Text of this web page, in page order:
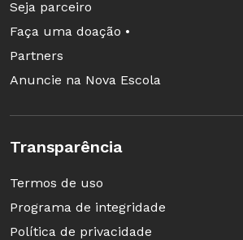
Letras, 2004.
Seja parceiro
Faça uma doação •
Partners
Anuncie na Nova Escola
Transparência
Termos de uso
Programa de integridade
Política de privacidade